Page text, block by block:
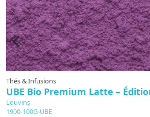
Thés & Infusions
UBE Bio Premium Latte –
Louvins
1900-100G-UBE